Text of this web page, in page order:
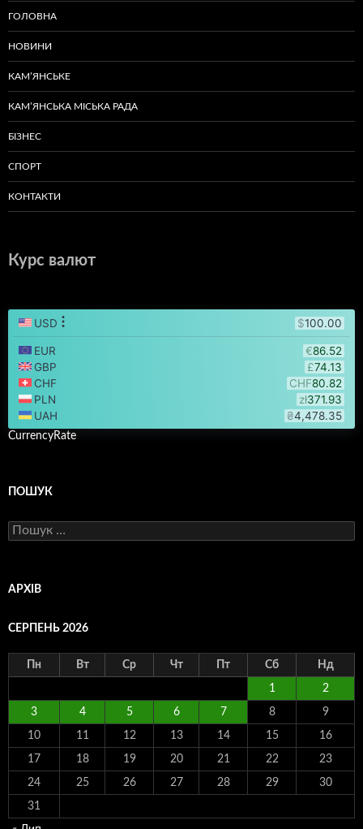
ГОЛОВНА
НОВИНИ
КАМ’ЯНСЬКЕ
КАМ’ЯНСЬКА МІСЬКА РАДА
БІЗНЕС
СПОРТ
КОНТАКТИ
Курс валют
CurrencyRate
ПОШУК
Пошук:
АРХІВ
СЕРПЕНЬ 2026
Пн Вт Ср Чт Пт Сб Нд
1 2
3 4 5 6 7 8 9
10 11 12 13 14 15 16
17 18 19 20 21 22 23
24 25 26 27 28 29 30
31